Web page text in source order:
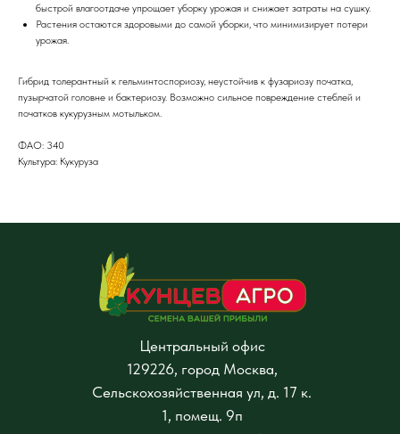
быстрой влагоотдаче упрощает уборку урожая и снижает затраты на сушку.
Растения остаются здоровыми до самой уборки, что минимизирует потери
урожая.
Гибрид толерантный к гельминтоспориозу, неустойчив к фузариозу початка,
пузырчатой головне и бактериозу. Возможно сильное повреждение стеблей и
початков кукурузным мотыльком.
ФАО: 340
Культура: Кукуруза
Центральный офис
129226, город Москва,
Сельскохозяйственная ул, д. 17 к.
1, помещ. 9п